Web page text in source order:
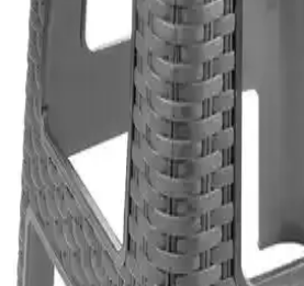
İç ve dış mekanlar için paspas
Malzeme, boyut, tasarım ve temizlik
seçmenize yardımcı oluyoruz.
Nakra Home Katlanabilir 4
Dolap: Çok Amaçlı ve Modern
Nakra Home katlanabilir 4 katlı tekerlekli
malzemesi ve çok yönlü kullanımıyla ev
alan tasarrufu ve estetik sunar.
Ledim 220V Dış Mekan
LED: Dayanıklı ve Güçlü Açık